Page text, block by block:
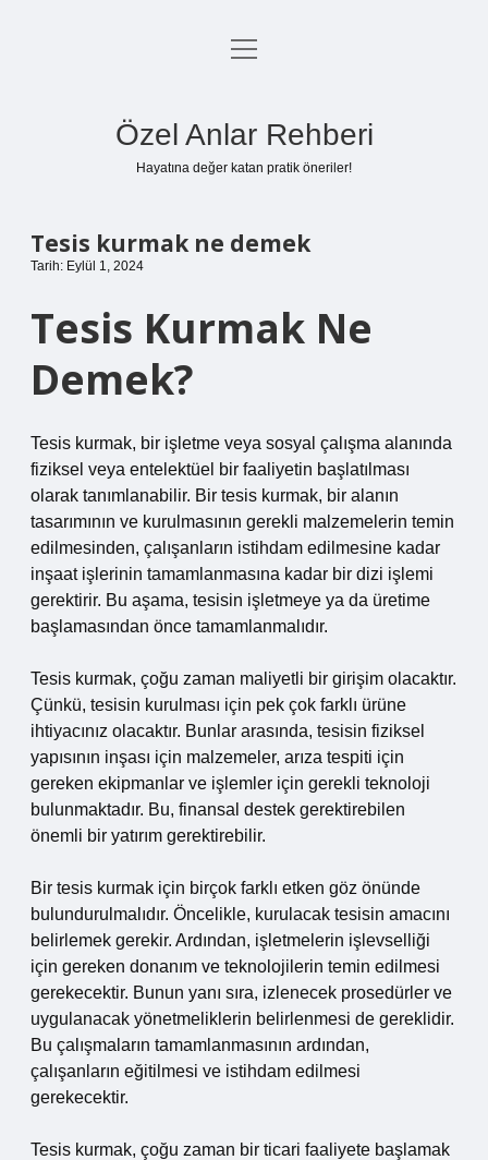
Anasayfa
menüyü
Özel Anlar Rehberi
Hayatına değer katan pratik öneriler!
Tesis kurmak ne demek
Tarih: Eylül 1, 2024
Tesis Kurmak Ne
Demek?
Tesis kurmak, bir işletme veya sosyal çalışma alanında
fiziksel veya entelektüel bir faaliyetin başlatılması
olarak tanımlanabilir. Bir tesis kurmak, bir alanın
tasarımının ve kurulmasının gerekli malzemelerin temin
edilmesinden, çalışanların istihdam edilmesine kadar
inşaat işlerinin tamamlanmasına kadar bir dizi işlemi
gerektirir. Bu aşama, tesisin işletmeye ya da üretime
başlamasından önce tamamlanmalıdır.
Tesis kurmak, çoğu zaman maliyetli bir girişim olacaktır.
Çünkü, tesisin kurulması için pek çok farklı ürüne
ihtiyacınız olacaktır. Bunlar arasında, tesisin fiziksel
yapısının inşası için malzemeler, arıza tespiti için
gereken ekipmanlar ve işlemler için gerekli teknoloji
bulunmaktadır. Bu, finansal destek gerektirebilen
önemli bir yatırım gerektirebilir.
Bir tesis kurmak için birçok farklı etken göz önünde
bulundurulmalıdır. Öncelikle, kurulacak tesisin amacını
belirlemek gerekir. Ardından, işletmelerin işlevselliği
için gereken donanım ve teknolojilerin temin edilmesi
gerekecektir. Bunun yanı sıra, izlenecek prosedürler ve
uygulanacak yönetmeliklerin belirlenmesi de gereklidir.
Bu çalışmaların tamamlanmasının ardından,
çalışanların eğitilmesi ve istihdam edilmesi
gerekecektir.
Tesis kurmak, çoğu zaman bir ticari faaliyete başlamak